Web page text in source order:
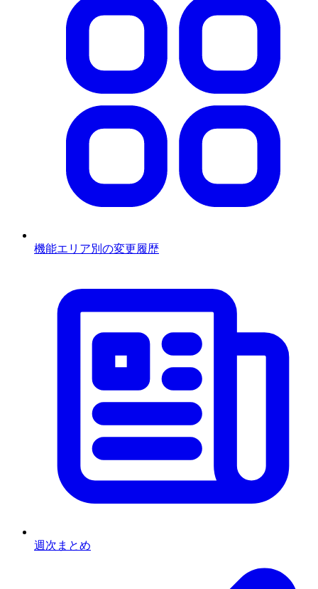
機能エリア別の変更履歴
週次まとめ